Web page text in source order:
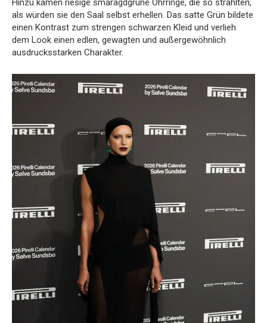
Hinzu kamen riesige smaragdgrüne Ohrringe, die so strahlten,
als würden sie den Saal selbst erhellen. Das satte Grün bildete
einen Kontrast zum strengen schwarzen Kleid und verlieh
dem Look einen edlen, gewagten und außergewöhnlich
ausdrucksstarken Charakter.